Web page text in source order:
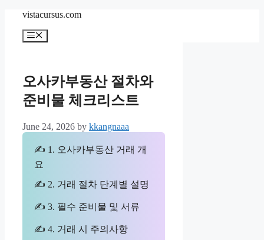
content
vistacursus.com
Menu
오사카부동산 절차와
준비물 체크리스트
June 24, 2026 by kkangnaaa
✍ 1. 오사카부동산 거래 개
요
✍ 2. 거래 절차 단계별 설명
✍ 3. 필수 준비물 및 서류
✍ 4. 거래 시 주의사항